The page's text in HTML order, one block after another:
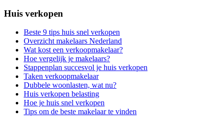
Huis verkopen
Beste 9 tips huis snel verkopen
Overzicht makelaars Nederland
Wat kost een verkoopmakelaar?
Hoe vergelijk je makelaars?
Stappenplan succesvol je huis verkopen
Taken verkoopmakelaar
Dubbele woonlasten, wat nu?
Huis verkopen belasting
Hoe je huis snel verkopen
Tips om de beste makelaar te vinden